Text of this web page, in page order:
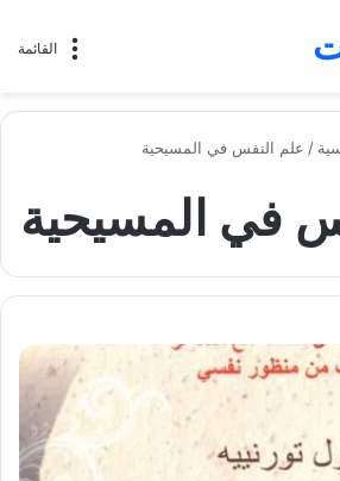
القائمة
/ علم النفس في المسيحية
في المسيحية